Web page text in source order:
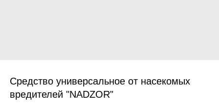
Средство универсальное от насекомых
вредителей "NADZOR"